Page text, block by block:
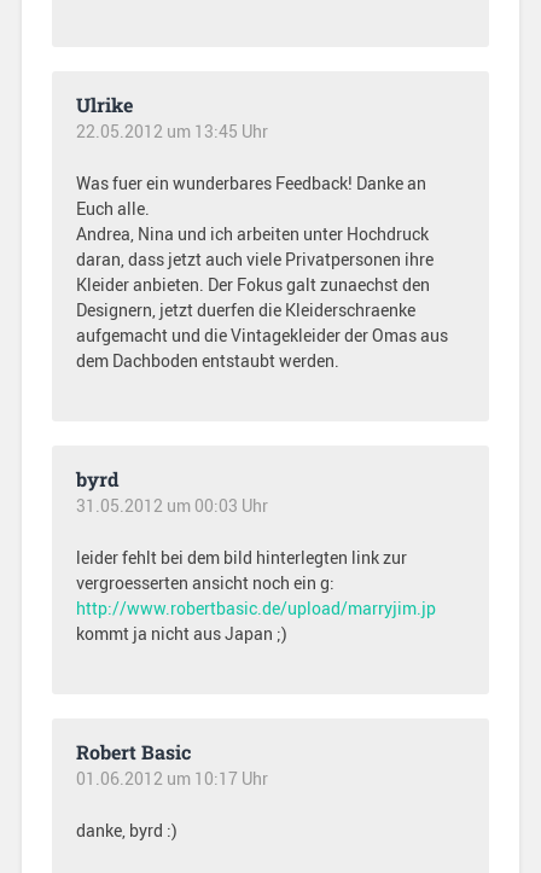
Ulrike
22.05.2012 um 13:45 Uhr
Was fuer ein wunderbares Feedback! Danke an
Euch alle.
Andrea, Nina und ich arbeiten unter Hochdruck
daran, dass jetzt auch viele Privatpersonen ihre
Kleider anbieten. Der Fokus galt zunaechst den
Designern, jetzt duerfen die Kleiderschraenke
aufgemacht und die Vintagekleider der Omas aus
dem Dachboden entstaubt werden.
byrd
31.05.2012 um 00:03 Uhr
leider fehlt bei dem bild hinterlegten link zur
vergroesserten ansicht noch ein g:
http://www.robertbasic.de/upload/marryjim.jp
kommt ja nicht aus Japan ;)
Robert Basic
01.06.2012 um 10:17 Uhr
danke, byrd :)